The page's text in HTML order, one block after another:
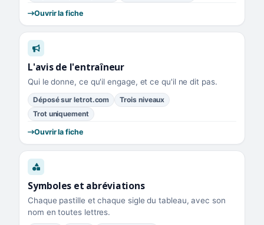
Ouvrir la fiche
L'avis de l'entraîneur
Qui le donne, ce qu'il engage, et ce qu'il ne dit pas.
Déposé sur letrot.com
Trois niveaux
Trot uniquement
Ouvrir la fiche
Symboles et abréviations
Chaque pastille et chaque sigle du tableau, avec son
nom en toutes lettres.